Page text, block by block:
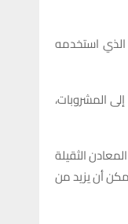
استخدمه
المشروبات،
الثقيلة
أن يزيد من